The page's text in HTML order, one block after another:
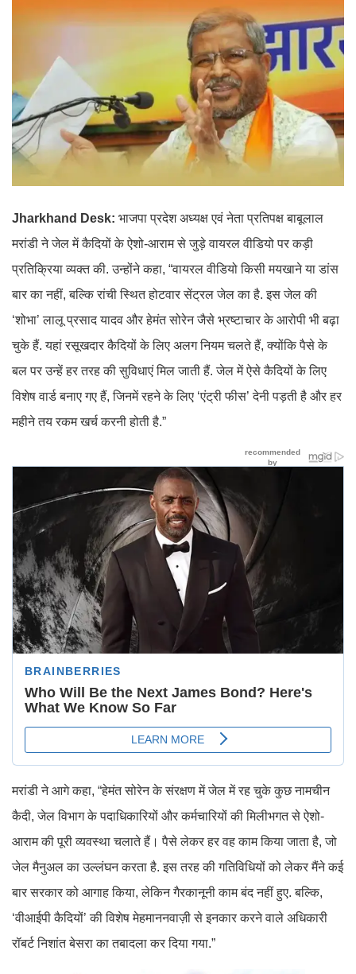
Jharkhand Desk: भाजपा प्रदेश अध्यक्ष एवं नेता प्रतिपक्ष बाबूलाल
मरांडी ने जेल में कैदियों के ऐशो-आराम से जुड़े वायरल वीडियो पर कड़ी
प्रतिक्रिया व्यक्त की. उन्होंने कहा, “वायरल वीडियो किसी मयखाने या डांस
बार का नहीं, बल्कि रांची स्थित होटवार सेंट्रल जेल का है. इस जेल की
‘शोभा’ लालू प्रसाद यादव और हेमंत सोरेन जैसे भ्रष्टाचार के आरोपी भी बढ़ा
चुके हैं. यहां रसूखदार कैदियों के लिए अलग नियम चलते हैं, क्योंकि पैसे के
बल पर उन्हें हर तरह की सुविधाएं मिल जाती हैं. जेल में ऐसे कैदियों के लिए
विशेष वार्ड बनाए गए हैं, जिनमें रहने के लिए ‘एंट्री फीस’ देनी पड़ती है और हर
महीने तय रकम खर्च करनी होती है.”
मरांडी ने आगे कहा, “हेमंत सोरेन के संरक्षण में जेल में रह चुके कुछ नामचीन
कैदी, जेल विभाग के पदाधिकारियों और कर्मचारियों की मिलीभगत से ऐशो-
आराम की पूरी व्यवस्था चलाते हैं। पैसे लेकर हर वह काम किया जाता है, जो
जेल मैनुअल का उल्लंघन करता है. इस तरह की गतिविधियों को लेकर मैंने कई
बार सरकार को आगाह किया, लेकिन गैरकानूनी काम बंद नहीं हुए. बल्कि,
‘वीआईपी कैदियों’ की विशेष मेहमाननवाज़ी से इनकार करने वाले अधिकारी
रॉबर्ट निशांत बेसरा का तबादला कर दिया गया.”